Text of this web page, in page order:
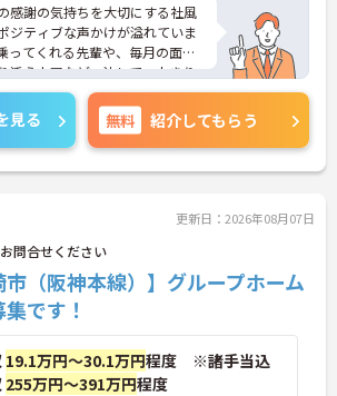
感謝の気持ちを大切にする社風
ジティブな声かけが溢れていま
ってくれる先輩や、毎月の面談
添う上司など、決して一人きり
体制が万全。心理的安全性が高
然と馴染める職場です。
フェッショナルを目指せる
」を完備しています。初任者研
る介護福祉士まで、現場での実
できます。
認定制度「ケアマイスター」
スキルを5段階でしっかり評価
に「目標管理シート」を用いた
があり、一人ひとりの不安や
いフォロー体制が整っていま
見る 無料 紹介してもらう
更新日：2026年08月07日
問合せください
市（阪神本線）】グループホーム
です！
19.1万円～30.1万円程度 ※諸手当込
255万円～391万円程度